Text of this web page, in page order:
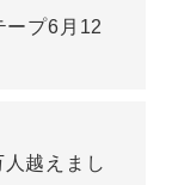
プ6月12
越えまし